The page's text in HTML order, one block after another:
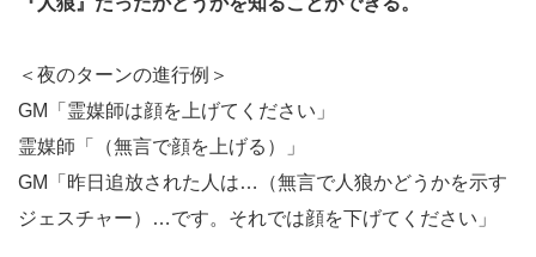
＜夜のターンの進行例＞
GM「霊媒師は顔を上げてください」
霊媒師「（無言で顔を上げる）」
GM「昨日追放された人は…（無言で人狼かどうかを示す
ジェスチャー）…です。それでは顔を下げてください」